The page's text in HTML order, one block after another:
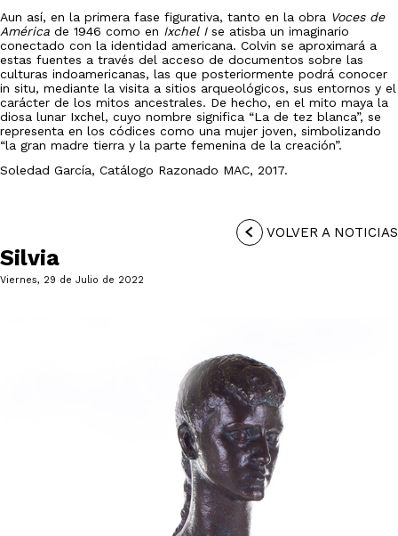
Aun así, en la primera fase figurativa, tanto en la obra Voces de
América de 1946 como en Ixchel Ise atisba un imaginario
conectado con la identidad americana. Colvin se aproximará a
estas fuentes a través del acceso de documentos sobre las
culturas indoamericanas, las que posteriormente podrá conocer
in situ, mediante la visita a sitios arqueológicos, sus entornos y el
carácter de los mitos ancestrales. De hecho, en el mito maya la
diosa lunar Ixchel, cuyo nombre significa “La de tez blanca”, se
representa en los códices como una mujer joven, simbolizando
“la gran madre tierra y la parte femenina de la creación”.
Soledad García, Catálogo Razonado MAC, 2017.
VOLVER A NOTICIAS
Silvia
Viernes, 29 de Julio de 2022